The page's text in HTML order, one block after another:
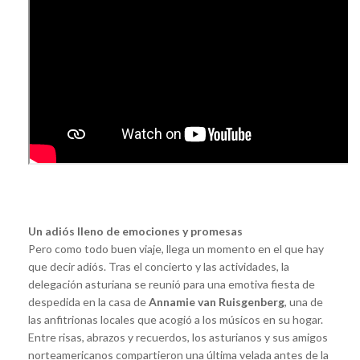
Un adiós lleno de emociones y promesas
Pero como todo buen viaje, llega un momento en el que hay
que decir adiós. Tras el concierto y las actividades, la
delegación asturiana se reunió para una emotiva fiesta de
despedida en la casa deAnnamie van Ruisgenberg, una de
las anfitrionas locales que acogió a los músicos en su hogar.
Entre risas, abrazos y recuerdos, los asturianos y sus amigos
norteamericanos compartieron una última velada antes de la